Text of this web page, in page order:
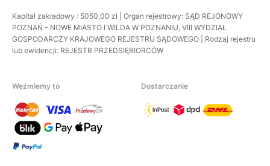
Kapitał zakładowy : 5050,00 zł | Organ rejestrowy: SĄD REJONOWY
POZNAŃ - NOWE MIASTO I WILDA W POZNANIU, VIII WYDZIAŁ
GOSPODARCZY KRAJOWEGO REJESTRU SĄDOWEGO | Rodzaj rejestru
lub ewidencji: REJESTR PRZEDSIĘBIORCÓW
Weźmiemy to Dostarczanie